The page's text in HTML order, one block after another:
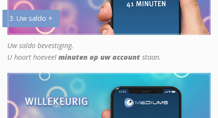
3. Uw saldo +
Uw saldo bevestiging.
U hoort hoeveel minuten op uw account staan.